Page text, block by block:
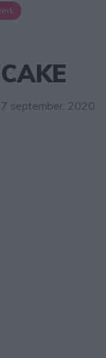
september, 2020